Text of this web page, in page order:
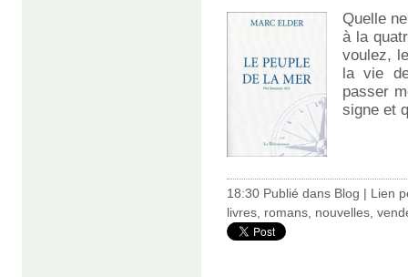
Quelle
à la
voulez,
la vie
passer
signe et
18:30 Publié dans Blog | Lien
livres romans nouvelles